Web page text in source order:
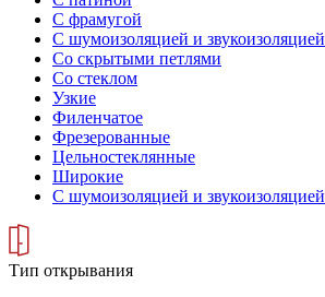
С фрамугой
С шумоизоляцией и звукоизоляцией
Со скрытыми петлями
Со стеклом
Узкие
Филенчатое
Фрезерованные
Цельностеклянные
Широкие
С шумоизоляцией и звукоизоляцией
Тип открывания